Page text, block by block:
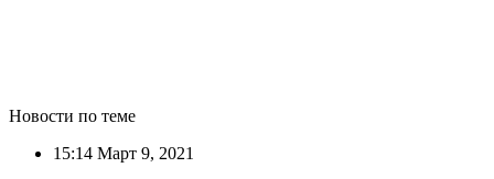
Новости по теме
15:14 Март 9, 2021